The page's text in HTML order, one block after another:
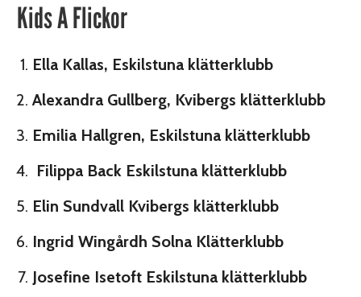
Kids A Flickor
Ella Kallas, Eskilstuna klätterklubb
Alexandra Gullberg, Kvibergs klätterklubb
Emilia Hallgren, Eskilstuna klätterklubb
Filippa Back Eskilstuna klätterklubb
Elin Sundvall Kvibergs klätterklubb
Ingrid Wingårdh Solna Klätterklubb
Josefine Isetoft Eskilstuna klätterklubb